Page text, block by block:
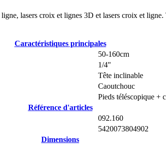
lasers croix et lignes 3D et lasers croix et
Caractéristiques principales
50-160cm
1/4"
Tête inclinable
Caoutchouc
Pieds téléscopique +
Référence d'articles
092.160
5420073804902
Dimensions